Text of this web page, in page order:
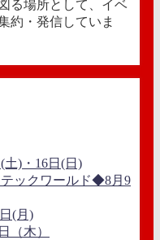
る場所として、イベ
約・発信していま
)・16日(日)
ックワールド◆8月9
(月)
（木）